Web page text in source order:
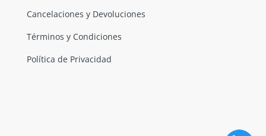
Cancelaciones y Devoluciones
Términos y Condiciones
Política de Privacidad